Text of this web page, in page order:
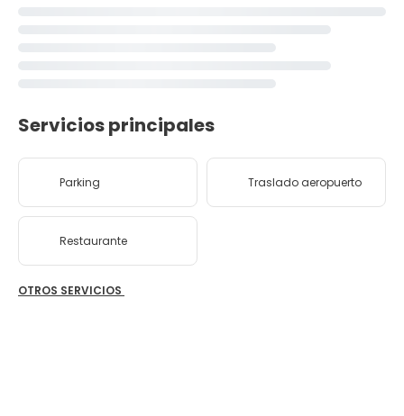
Servicios principales
Parking Traslado aeropuerto
Restaurante
OTROS SERVICIOS